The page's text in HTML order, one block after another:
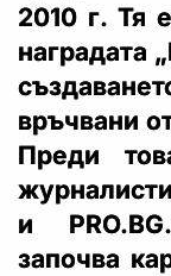
2010 г. Тя
наградата
връчвани
Преди
и
започва